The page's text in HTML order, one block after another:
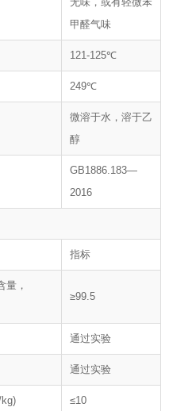
甲醛气味
121-125℃
249℃
微溶于水，溶于乙
醇
GB1886.183—
2016
指标
量，
≥99.5
通过实验
通过实验
≤10